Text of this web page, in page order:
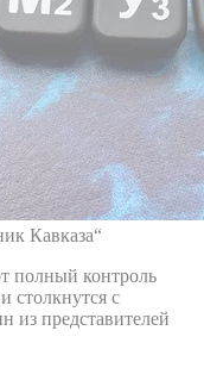
Кавказа“
полный контроль
столкнутся с
из представителей